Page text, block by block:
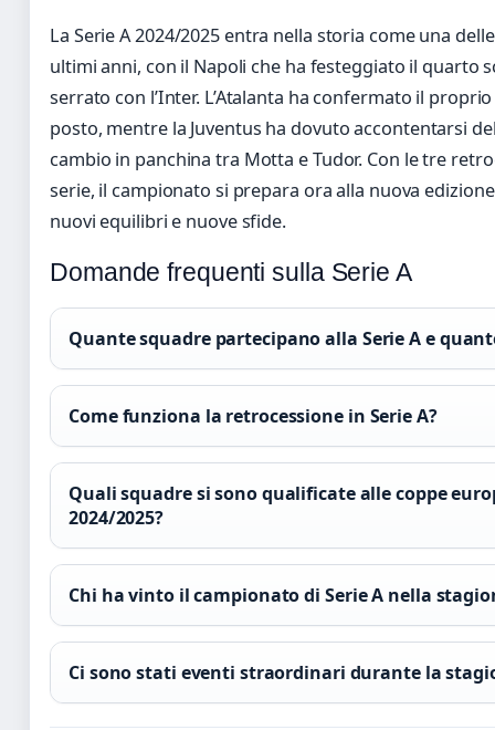
La Serie A 2024/2025 entra nella storia come una
ultimi anni, con il Napoli che ha festeggiato il quarto
serrato con l’Inter. L’Atalanta ha confermato il
posto, mentre la Juventus ha dovuto accontentarsi
cambio in panchina tra Motta e Tudor. Con le tre
serie, il campionato si prepara ora alla nuova
nuovi equilibri e nuove sfide.
Domande frequenti sulla Serie A
Quante squadre partecipano alla Serie A e
Come funziona la retrocessione in Serie A?
Quali squadre si sono qualificate alle coppe
2024/2025?
Chi ha vinto il campionato di Serie A nella
Ci sono stati eventi straordinari durante la